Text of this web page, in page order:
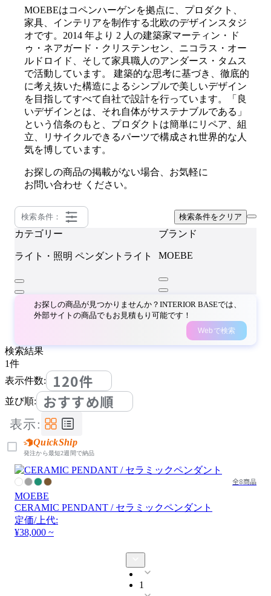
MOEBEはコペンハーゲンを拠点に、プロダクト、
家具、インテリアを制作する北欧のデザインスタジ
オです。2014 年より 2 人の建築家マーティン・ド
ゥ・ネアガード・クリステンセン、ニコラス・オー
ルドロイド、そして家具職人のアンダース・タムス
で活動しています。 建築的な思考に基づき、徹底的
に考え抜いた構造によるシンプルで美しいデザイン
を目指してすべて自社で設計を行っています。「良
いデザインとは、それ自体がサステナブルである」
という信条のもと、プロダクトは簡単にリペア、組
立、リサイクルできるパーツで構成され世界的な人
気を博しています。
お探しの商品の掲載がない場合、お気軽に
お問い合わせ ください。
検索条件： 検索条件をクリア
カテゴリー
ライト・照明 ペンダントライト
ブランド
MOEBE
お探しの商品が見つかりませんか？INTERIOR BASEでは、
外部サイトの商品でもお見積もり可能です！
Webで検索
検索結果
1件
表示件数:
120件
並び順: おすすめ順
表示:
QuickShip
発注から最短2週間で納品
全8商品
MOEBE
CERAMIC PENDANT / セラミックペンダント
定価/上代:
¥38,000 ~
1